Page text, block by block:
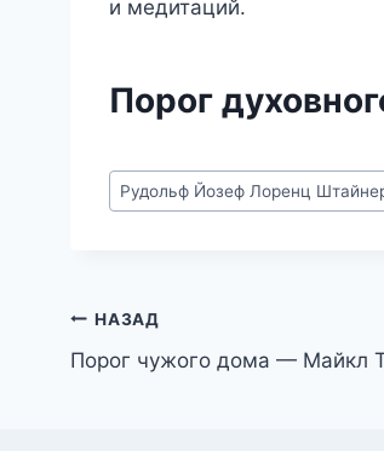
и медитаций.
Порог
Метки
записи:
Рудольф Йозеф Лоренц
Навигация
по
НАЗАД
Порог чужого дома — Майкл